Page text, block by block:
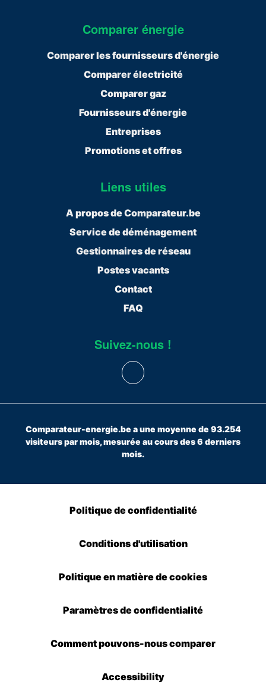
Comparer énergie
Comparer les fournisseurs d'énergie
Comparer électricité
Comparer gaz
Fournisseurs d'énergie
Entreprises
Promotions et offres
Liens utiles
A propos de Comparateur.be
Service de déménagement
Gestionnaires de réseau
Postes vacants
Contact
FAQ
Suivez-nous !
Comparateur-energie.be a une moyenne de 93.254
visiteurs par mois, mesurée au cours des 6 derniers
mois.
Politique de confidentialité
Conditions d'utilisation
Politique en matière de cookies
Paramètres de confidentialité
Comment pouvons-nous comparer
Accessibility